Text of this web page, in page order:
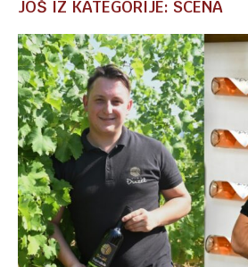
JOŠ IZ KATEGORIJE: SCENA